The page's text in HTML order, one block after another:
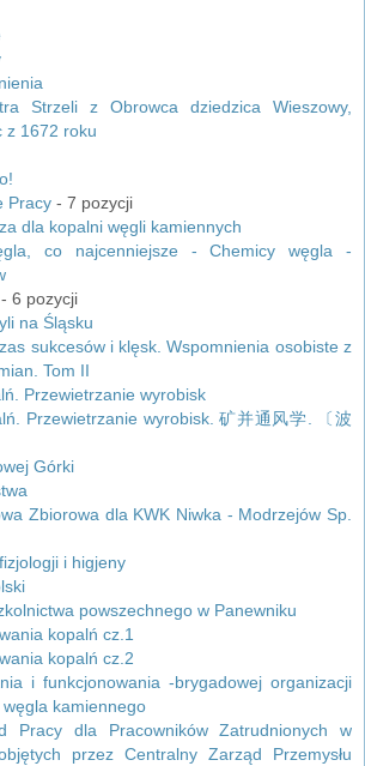
Strzeli z Obrowca dziedzica Wieszowy,
z 1672 roku
Pracy - 7 pozycji
dla kopalni węgli kamiennych
co najcenniejsze - Chemicy węgla -
- 6 pozycji
na Śląsku
sukcesów i klęsk. Wspomnienia osobiste z
Tom II
Przewietrzanie wyrobisk
Przewietrzanie wyrobisk. 矿并通风学. 〔波
Górki
Zbiorowa dla KWK Niwka - Modrzejów Sp.
i higjeny
powszechnego w Panewniku
kopalń cz.1
kopalń cz.2
i funkcjonowania -brygadowej organizacji
kamiennego
Pracy dla Pracowników Zatrudnionych w
przez Centralny Zarząd Przemysłu